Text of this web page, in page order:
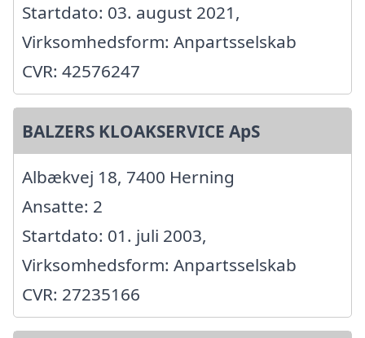
Startdato: 03. august 2021,
Virksomhedsform: Anpartsselskab
CVR: 42576247
BALZERS KLOAKSERVICE ApS
Albækvej 18, 7400 Herning
Ansatte: 2
Startdato: 01. juli 2003,
Virksomhedsform: Anpartsselskab
CVR: 27235166